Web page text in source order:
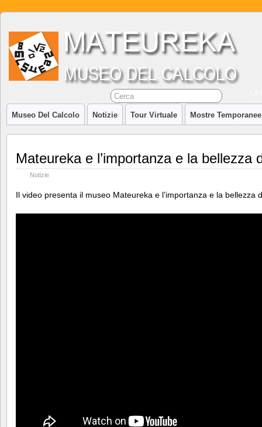
Museo Del Calcolo Notizie Tour Virtuale Mostre Temporanee
Mateureka e l’importanza e la bellezza
Notizie
Il video presenta il museo Mateureka e l’importanza e la bellezza